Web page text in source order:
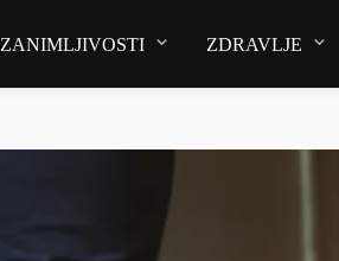
ZANIMLJIVOSTI ZDRAVLJE